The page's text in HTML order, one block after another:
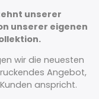
unserer
unserer eigenen
wir die neuesten
Angebot,
anspricht.